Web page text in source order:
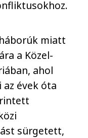
miatt
a Közel-
ahol
évek óta
sürgetett,